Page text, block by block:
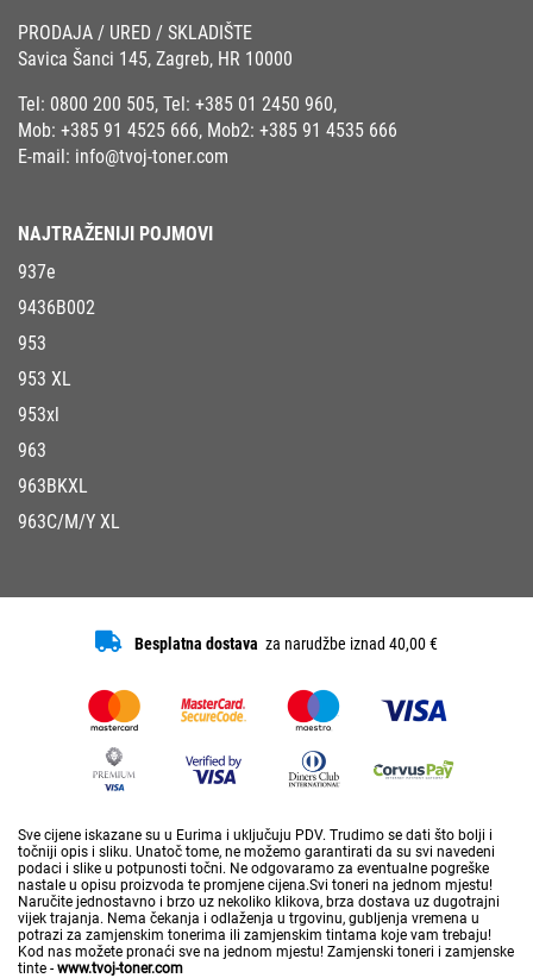
PRODAJA / URED / SKLADIŠTE
Savica Šanci 145, Zagreb, HR 10000
Tel: 0800 200 505, Tel: +385 01 2450 960,
Mob: +385 91 4525 666, Mob2: +385 91 4535 666
E-mail: info@tvoj-toner.com
NAJTRAŽENIJI POJMOVI
937e
9436B002
953
953 XL
953xl
963
963BKXL
963C/M/Y XL
Besplatna dostava za narudžbe iznad 40,00 €
Sve cijene iskazane su u Eurima i uključuju PDV. Trudimo se dati što bolji i
točniji opis i sliku. Unatoč tome, ne možemo garantirati da su svi navedeni
podaci i slike u potpunosti točni. Ne odgovaramo za eventualne pogreške
nastale u opisu proizvoda te promjene cijena.Svi toneri na jednom mjestu!
Naručite jednostavno i brzo uz nekoliko klikova, brza dostava uz dugotrajni
vijek trajanja. Nema čekanja i odlaženja u trgovinu, gubljenja vremena u
potrazi za zamjenskim tonerima ili zamjenskim tintama koje vam trebaju!
Kod nas možete pronaći sve na jednom mjestu! Zamjenski toneri i zamjenske
tinte - www.tvoj-toner.com